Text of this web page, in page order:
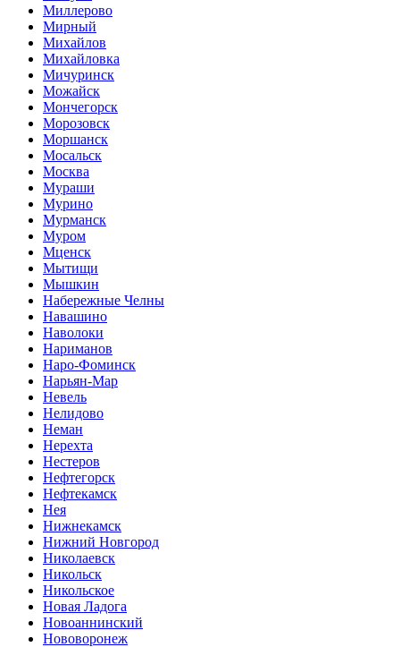
Миллерово
Мирный
Михайлов
Михайловка
Мичуринск
Можайск
Мончегорск
Морозовск
Моршанск
Мосальск
Москва
Мураши
Мурино
Мурманск
Муром
Мценск
Мытищи
Мышкин
Набережные Челны
Навашино
Наволоки
Нариманов
Наро-Фоминск
Нарьян-Мар
Невель
Нелидово
Неман
Нерехта
Нестеров
Нефтегорск
Нефтекамск
Нея
Нижнекамск
Нижний Новгород
Николаевск
Никольск
Никольское
Новая Ладога
Новоаннинский
Нововоронеж